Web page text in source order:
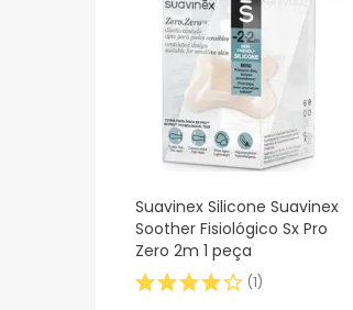
Suavinex Silicone Suavinex
Soother Fisiológico Sx Pro
Zero 2m 1 peça
(1)